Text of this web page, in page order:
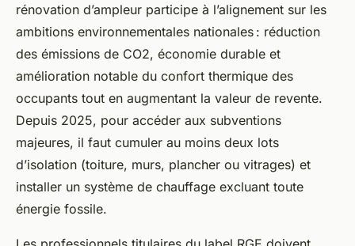
rénovation d’ampleur participe à l’alignement sur les
ambitions environnementales nationales : réduction
des émissions de CO2, économie durable et
amélioration notable du confort thermique des
occupants tout en augmentant la valeur de revente.
Depuis 2025, pour accéder aux subventions
majeures, il faut cumuler au moins deux lots
d’isolation (toiture, murs, plancher ou vitrages) et
installer un système de chauffage excluant toute
énergie fossile.